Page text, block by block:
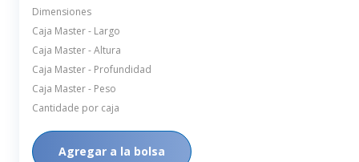
Dimensiones
Caja Master - Largo
Caja Master - Altura
Caja Master - Profundidad
Caja Master - Peso
Cantidade por caja
Agregar a la bolsa